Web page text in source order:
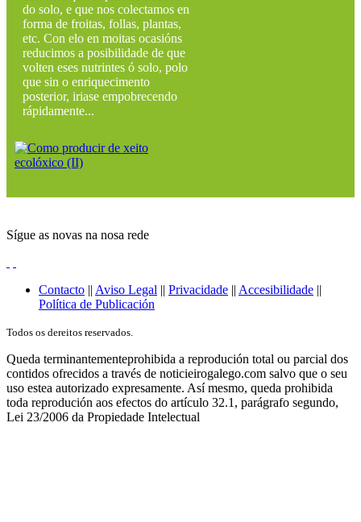
do solo, e que nos colectamos en
forma de froitas, follas, plantas,
etc. Con elo en moitas ocasións
reducimos a posibilidade de que
volten eses nutrintes ó solo, polo
que sin o enriquecimento
posterior, iriase empobrecendo
rápidamente...
Sígue as novas na nosa rede
Contacto || Aviso Legal || Privacidade || Accesibilidade ||
Política de Publicación
Todos os dereitos reservados.
Queda terminantementeprohibida a reprodución total ou parcial dos
contidos ofrecidos a través de noticieirogalego.com salvo que o seu
uso estea autorizado expresamente. Así mesmo, queda prohibida
toda reprodución aos efectos do artículo 32.1, parágrafo segundo,
Lei 23/2006 da Propiedade Intelectual